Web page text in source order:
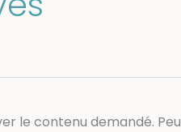
le contenu demandé.